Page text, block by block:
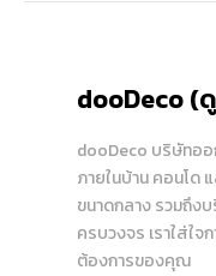
dooDeco (
dooDeco บริษัทอ
ภายในบ้าน คอนโด
ขนาดกลาง รวมถึง
ครบวงจร เราใส่ใ
ต้องการของคุณ